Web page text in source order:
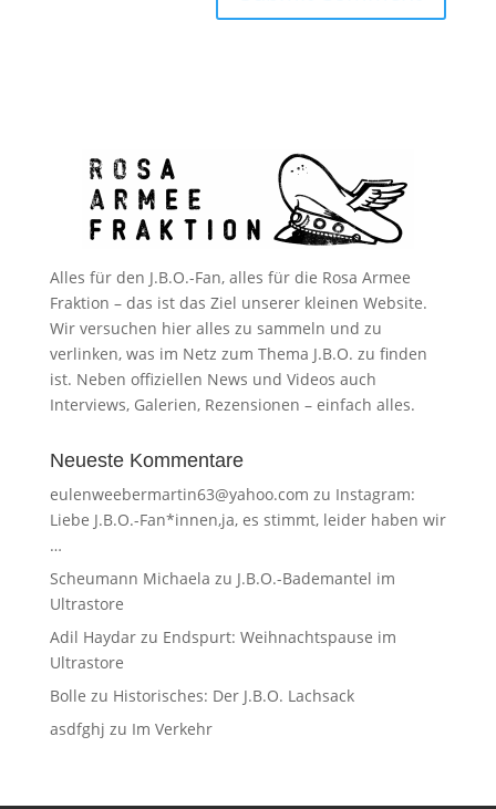
Alles für den J.B.O.-Fan, alles für die Rosa Armee
Fraktion – das ist das Ziel unserer kleinen Website.
Wir versuchen hier alles zu sammeln und zu
verlinken, was im Netz zum Thema J.B.O. zu finden
ist. Neben offiziellen News und Videos auch
Interviews, Galerien, Rezensionen – einfach alles.
Neueste Kommentare
eulenweebermartin63@yahoo.com zu Instagram:
Liebe J.B.O.-Fan*innen,ja, es stimmt, leider haben wir
…
Scheumann Michaela zu J.B.O.-Bademantel im
Ultrastore
Adil Haydarzu Endspurt: Weihnachtspause im
Ultrastore
Bolle zu Historisches: Der J.B.O. Lachsack
asdfghj zu Im Verkehr